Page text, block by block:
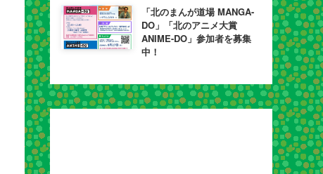
「北のまんが道場 MANGA-
DO」「北のアニメ大賞
ANIME-DO」参加者を募集
中！